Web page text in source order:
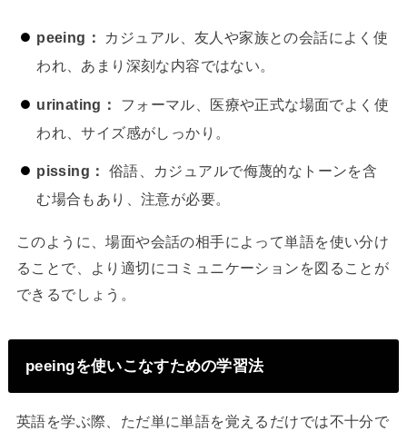
peeing：
カジュアル、友人や家族との会話によく使
われ、あまり深刻な内容ではない。
urinating：
フォーマル、医療や正式な場面でよく使
われ、サイズ感がしっかり。
pissing：
俗語、カジュアルで侮蔑的なトーンを含
む場合もあり、注意が必要。
このように、場面や会話の相手によって単語を使い分け
ることで、より適切にコミュニケーションを図ることが
できるでしょう。
peeingを使いこなすための学習法
英語を学ぶ際、ただ単に単語を覚えるだけでは不十分で